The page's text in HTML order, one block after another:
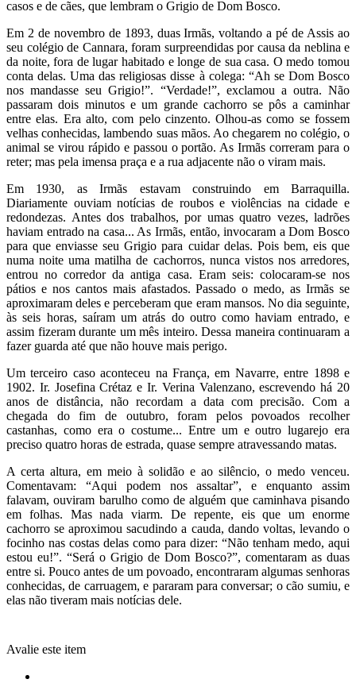
casos e de cães, que lembram o Grigio de Dom Bosco.
Em 2 de novembro de 1893, duas Irmãs, voltando a pé de Assis ao
seu colégio de Cannara, foram surpreendidas por causa da neblina e
da noite, fora de lugar habitado e longe de sua casa. O medo tomou
conta delas. Uma das religiosas disse à colega: “Ah se Dom Bosco
nos mandasse seu Grigio!”. “Verdade!”, exclamou a outra. Não
passaram dois minutos e um grande cachorro se pôs a caminhar
entre elas. Era alto, com pelo cinzento. Olhou-as como se fossem
velhas conhecidas, lambendo suas mãos. Ao chegarem no colégio, o
animal se virou rápido e passou o portão. As Irmãs correram para o
reter; mas pela imensa praça e a rua adjacente não o viram mais.
Em 1930, as Irmãs estavam construindo em Barraquilla.
Diariamente ouviam notícias de roubos e violências na cidade e
redondezas. Antes dos trabalhos, por umas quatro vezes, ladrões
haviam entrado na casa... As Irmãs, então, invocaram a Dom Bosco
para que enviasse seu Grigio para cuidar delas. Pois bem, eis que
numa noite uma matilha de cachorros, nunca vistos nos arredores,
entrou no corredor da antiga casa. Eram seis: colocaram-se nos
pátios e nos cantos mais afastados. Passado o medo, as Irmãs se
aproximaram deles e perceberam que eram mansos. No dia seguinte,
às seis horas, saíram um atrás do outro como haviam entrado, e
assim fizeram durante um mês inteiro. Dessa maneira continuaram a
fazer guarda até que não houve mais perigo.
Um terceiro caso aconteceu na França, em Navarre, entre 1898 e
1902. Ir. Josefina Crétaz e Ir. Verina Valenzano, escrevendo há 20
anos de distância, não recordam a data com precisão. Com a
chegada do fim de outubro, foram pelos povoados recolher
castanhas, como era o costume... Entre um e outro lugarejo era
preciso quatro horas de estrada, quase sempre atravessando matas.
A certa altura, em meio à solidão e ao silêncio, o medo venceu.
Comentavam: “Aqui podem nos assaltar”, e enquanto assim
falavam, ouviram barulho como de alguém que caminhava pisando
em folhas. Mas nada viarm. De repente, eis que um enorme
cachorro se aproximou sacudindo a cauda, dando voltas, levando o
focinho nas costas delas como para dizer: “Não tenham medo, aqui
estou eu!”. “Será o Grigio de Dom Bosco?”, comentaram as duas
entre si. Pouco antes de um povoado, encontraram algumas senhoras
conhecidas, de carruagem, e pararam para conversar; o cão sumiu, e
elas não tiveram mais notícias dele.
Avalie este item